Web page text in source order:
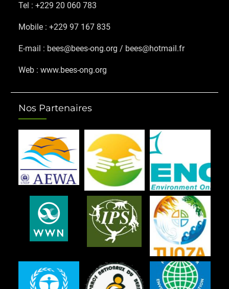
Tel : +229 20 060 783
Mobile : +229 97 167 835
E-mail : bees@bees-ong.org / bees@hotmail.fr
Web : www.bees-ong.org
Nos Partenaires